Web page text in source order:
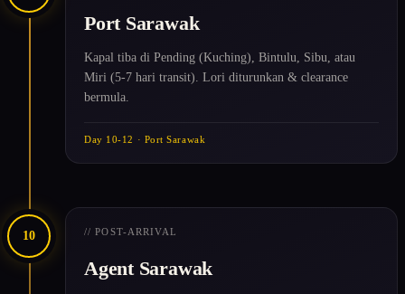
Port Sarawak
Kapal tiba di Pending (Kuching), Bintulu, Sibu, atau
Miri (5-7 hari transit). Lori diturunkan & clearance
bermula.
Day 10-12 · Port Sarawak
10 // POST-ARRIVAL
Agent Sarawak